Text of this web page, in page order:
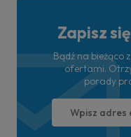
Zapisz
Bądź na bieżąco
ofertami.
porady